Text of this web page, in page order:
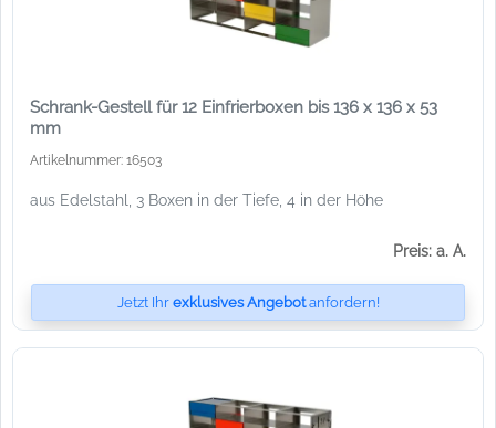
Schrank-Gestell für 12 Einfrierboxen bis 136 x 136 x 53
mm
Artikelnummer: 16503
aus Edelstahl, 3 Boxen in der Tiefe, 4 in der Höhe
Preis: a. A.
Jetzt Ihr exklusives Angebotanfordern!